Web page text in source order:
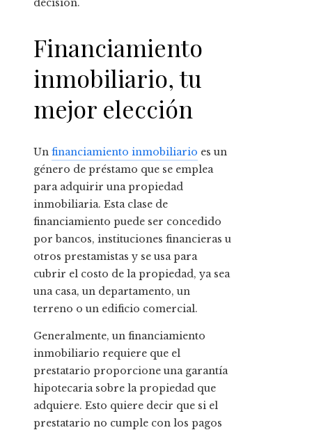
decisión.
Financiamiento
inmobiliario, tu
mejor elección
Un financiamiento inmobiliario es un
género de préstamo que se emplea
para adquirir una propiedad
inmobiliaria. Esta clase de
financiamiento puede ser concedido
por bancos, instituciones financieras u
otros prestamistas y se usa para
cubrir el costo de la propiedad, ya sea
una casa, un departamento, un
terreno o un edificio comercial.
Generalmente, un financiamiento
inmobiliario requiere que el
prestatario proporcione una garantía
hipotecaria sobre la propiedad que
adquiere. Esto quiere decir que si el
prestatario no cumple con los pagos